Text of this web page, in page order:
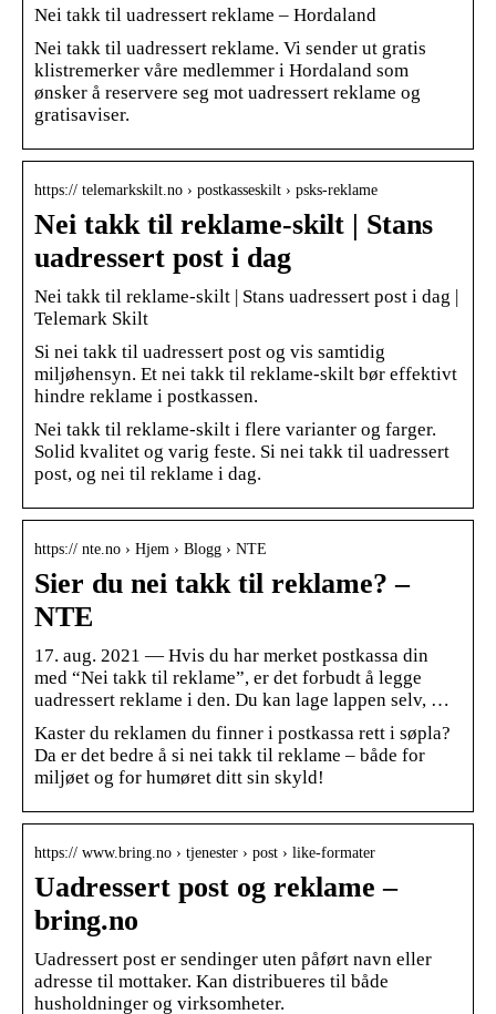
Nei takk til uadressert reklame – Hordaland
Nei takk til uadressert reklame. Vi sender ut gratis
klistremerker våre medlemmer i Hordaland som
ønsker å reservere seg mot uadressert reklame og
gratisaviser.
https:// telemarkskilt.no › postkasseskilt › psks-reklame
Nei takk til reklame-skilt | Stans
uadressert post i dag
Nei takk til reklame-skilt | Stans uadressert post i dag |
Telemark Skilt
Si nei takk til uadressert post og vis samtidig
miljøhensyn. Et nei takk til reklame-skilt bør effektivt
hindre reklame i postkassen.
Nei takk til reklame-skilt i flere varianter og farger.
Solid kvalitet og varig feste. Si nei takk til uadressert
post, og nei til reklame i dag.
https:// nte.no › Hjem › Blogg › NTE
Sier du nei takk til reklame? –
NTE
17. aug. 2021 — Hvis du har merket postkassa din
med “Nei takk til reklame”, er det forbudt å legge
uadressert reklame i den. Du kan lage lappen selv, …
Kaster du reklamen du finner i postkassa rett i søpla?
Da er det bedre å si nei takk til reklame – både for
miljøet og for humøret ditt sin skyld!
https:// www.bring.no › tjenester › post › like-formater
Uadressert post og reklame –
bring.no
Uadressert post er sendinger uten påført navn eller
adresse til mottaker. Kan distribueres til både
husholdninger og virksomheter.